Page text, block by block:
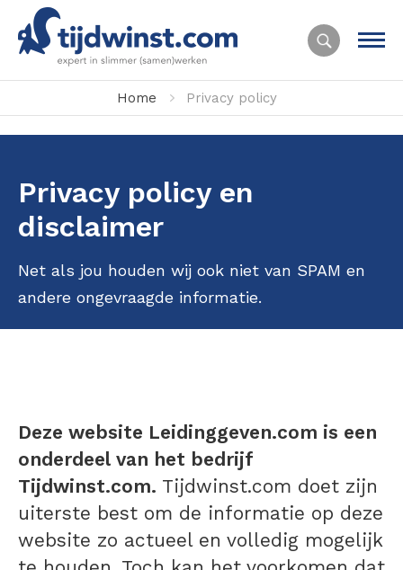
Home Privacy policy
Privacy policy en
disclaimer
Net als jou houden wij ook niet van SPAM en
andere ongevraagde informatie.
Deze website Leidinggeven.com is een
onderdeel van het bedrijf
Tijdwinst.com. Tijdwinst.com doet zijn
uiterste best om de informatie op deze
website zo actueel en volledig mogelijk